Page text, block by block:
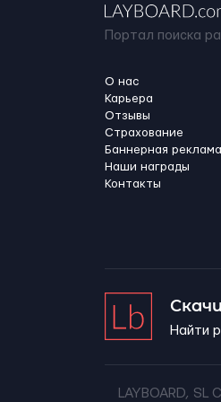
Портал поиска
О нас
Карьера
Отзывы
Страхование
Баннерная реклама
Наши награды
Контакты
Найти
LAYBOARD,